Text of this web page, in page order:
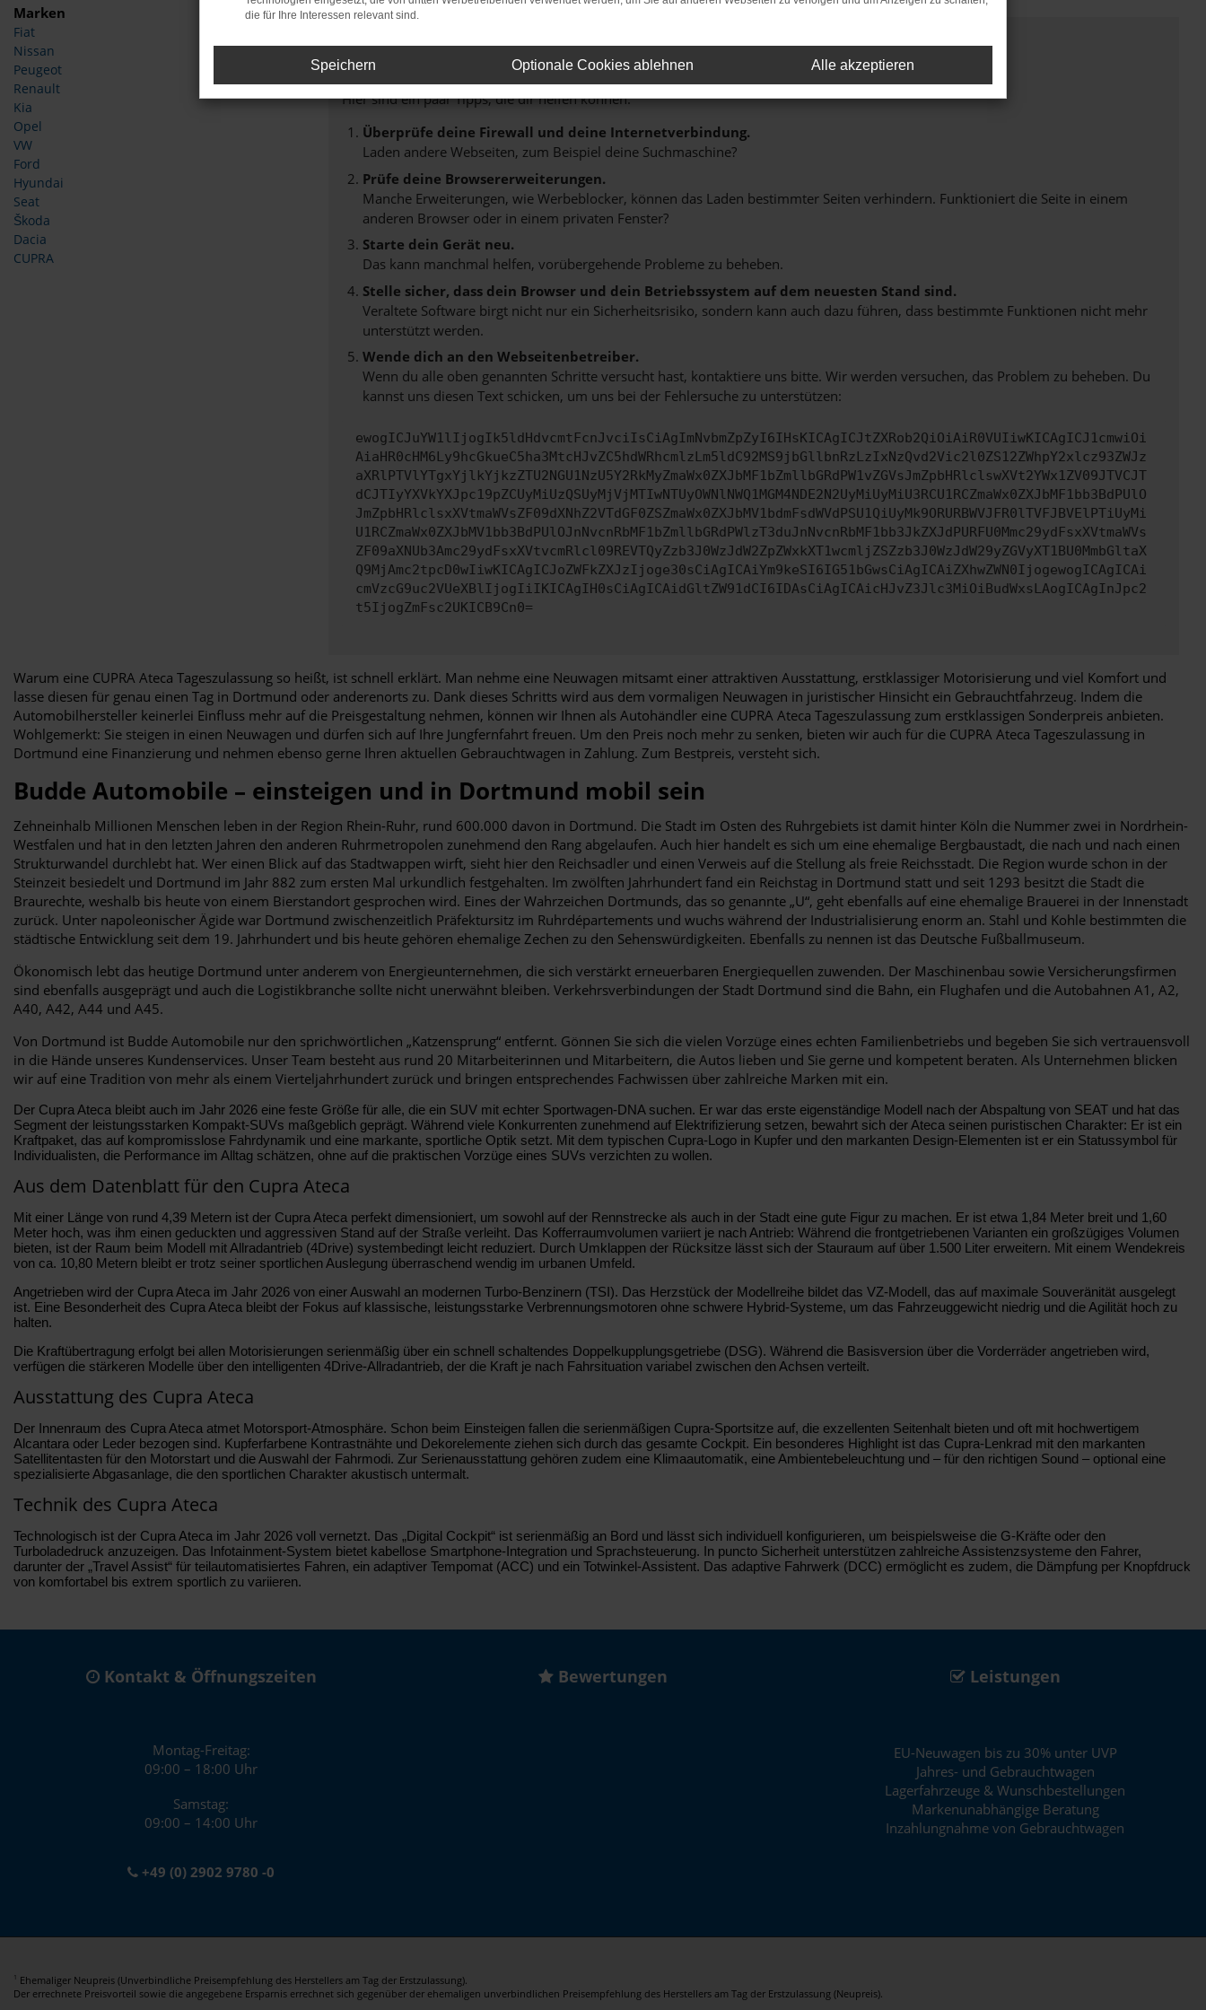
Marken
Fiat
Nissan
Peugeot
Renault
Kia
Opel
VW
Ford
Hyundai
Seat
Škoda
Dacia
CUPRA
Fehler: Network Error
Hier sind ein paar Tipps, die dir helfen können:
Überprüfe deine Firewall und deine Internetverbindung.
Laden andere Webseiten, zum Beispiel deine Suchmaschine?
Prüfe deine Browsererweiterungen.
Manche Erweiterungen, wie Werbeblocker, können das Laden bestimmter Seiten verhindern. Funktioniert die Seite in einem
anderen Browser oder in einem privaten Fenster?
Starte dein Gerät neu.
Das kann manchmal helfen, vorübergehende Probleme zu beheben.
Stelle sicher, dass dein Browser und dein Betriebssystem auf dem neuesten Stand sind.
Veraltete Software birgt nicht nur ein Sicherheitsrisiko, sondern kann auch dazu führen, dass bestimmte Funktionen nicht mehr
unterstützt werden.
Wende dich an den Webseitenbetreiber.
Wenn du alle oben genannten Schritte versucht hast, kontaktiere uns bitte. Wir werden versuchen, das Problem zu beheben. Du
kannst uns diesen Text schicken, um uns bei der Fehlersuche zu unterstützen:
ewogICJuYW1lIjogIk5ldHdvcmtFcnJvciIsCiAgImNvbmZpZyI6IHsKICAgICJtZXRob2QiOiAiR0VUIiwKICAgICJ1cmwiOi
AiaHR0cHM6Ly9hcGkueC5ha3MtcHJvZC5hdWRhcmlzLm5ldC92MS9jbGllbnRzLzIxNzQvd2Vic2l0ZS12ZWhpY2xlcz93ZWJz
aXRlPTVlYTgxYjlkYjkzZTU2NGU1NzU5Y2RkMyZmaWx0ZXJbMF1bZmllbGRdPW1vZGVsJmZpbHRlclswXVt2YWx1ZV09JTVCJT
dCJTIyYXVkYXJpc19pZCUyMiUzQSUyMjVjMTIwNTUyOWNlNWQ1MGM4NDE2N2UyMiUyMiU3RCU1RCZmaWx0ZXJbMF1bb3BdPUlO
JmZpbHRlclsxXVtmaWVsZF09dXNhZ2VTdGF0ZSZmaWx0ZXJbMV1bdmFsdWVdPSU1QiUyMk9ORURBWVJFR0lTVFJBVElPTiUyMi
U1RCZmaWx0ZXJbMV1bb3BdPUlOJnNvcnRbMF1bZmllbGRdPWlzT3duJnNvcnRbMF1bb3JkZXJdPURFU0Mmc29ydFsxXVtmaWVs
ZF09aXNUb3Amc29ydFsxXVtvcmRlcl09REVTQyZzb3J0WzJdW2ZpZWxkXT1wcmljZSZzb3J0WzJdW29yZGVyXT1BU0MmbGltaX
Q9MjAmc2tpcD0wIiwKICAgICJoZWFkZXJzIjoge30sCiAgICAiYm9keSI6IG51bGwsCiAgICAiZXhwZWN0IjogewogICAgICAi
cmVzcG9uc2VUeXBlIjogIiIKICAgIH0sCiAgICAidGltZW91dCI6IDAsCiAgICAicHJvZ3Jlc3MiOiBudWxsLAogICAgInJpc2
t5IjogZmFsc2UKICB9Cn0=
Warum eine CUPRA Ateca Tageszulassung so heißt, ist schnell erklärt. Man nehme eine Neuwagen mitsamt einer attraktiven Ausstattung, erstklassiger Motorisierung und viel Komfort und
lasse diesen für genau einen Tag in Dortmund oder anderenorts zu. Dank dieses Schritts wird aus dem vormaligen Neuwagen in juristischer Hinsicht ein Gebrauchtfahrzeug. Indem die
Automobilhersteller keinerlei Einfluss mehr auf die Preisgestaltung nehmen, können wir Ihnen als Autohändler eine CUPRA Ateca Tageszulassung zum erstklassigen Sonderpreis anbieten.
Wohlgemerkt: Sie steigen in einen Neuwagen und dürfen sich auf Ihre Jungfernfahrt freuen. Um den Preis noch mehr zu senken, bieten wir auch für die CUPRA Ateca Tageszulassung in
Dortmund eine Finanzierung und nehmen ebenso gerne Ihren aktuellen Gebrauchtwagen in Zahlung. Zum Bestpreis, versteht sich.
Budde Automobile – einsteigen und in Dortmund mobil sein
Zehneinhalb Millionen Menschen leben in der Region Rhein-Ruhr, rund 600.000 davon in Dortmund. Die Stadt im Osten des Ruhrgebiets ist damit hinter Köln die Nummer zwei in Nordrhein-
Westfalen und hat in den letzten Jahren den anderen Ruhrmetropolen zunehmend den Rang abgelaufen. Auch hier handelt es sich um eine ehemalige Bergbaustadt, die nach und nach einen
Strukturwandel durchlebt hat. Wer einen Blick auf das Stadtwappen wirft, sieht hier den Reichsadler und einen Verweis auf die Stellung als freie Reichsstadt. Die Region wurde schon in der
Steinzeit besiedelt und Dortmund im Jahr 882 zum ersten Mal urkundlich festgehalten. Im zwölften Jahrhundert fand ein Reichstag in Dortmund statt und seit 1293 besitzt die Stadt die
Braurechte, weshalb bis heute von einem Bierstandort gesprochen wird. Eines der Wahrzeichen Dortmunds, das so genannte „U“, geht ebenfalls auf eine ehemalige Brauerei in der Innenstadt
zurück. Unter napoleonischer Ägide war Dortmund zwischenzeitlich Präfektursitz im Ruhrdépartements und wuchs während der Industrialisierung enorm an. Stahl und Kohle bestimmten die
städtische Entwicklung seit dem 19. Jahrhundert und bis heute gehören ehemalige Zechen zu den Sehenswürdigkeiten. Ebenfalls zu nennen ist das Deutsche Fußballmuseum.
Ökonomisch lebt das heutige Dortmund unter anderem von Energieunternehmen, die sich verstärkt erneuerbaren Energiequellen zuwenden. Der Maschinenbau sowie Versicherungsfirmen
sind ebenfalls ausgeprägt und auch die Logistikbranche sollte nicht unerwähnt bleiben. Verkehrsverbindungen der Stadt Dortmund sind die Bahn, ein Flughafen und die Autobahnen A1, A2,
A40, A42, A44 und A45.
Von Dortmund ist Budde Automobile nur den sprichwörtlichen „Katzensprung“ entfernt. Gönnen Sie sich die vielen Vorzüge eines echten Familienbetriebs und begeben Sie sich vertrauensvoll
in die Hände unseres Kundenservices. Unser Team besteht aus rund 20 Mitarbeiterinnen und Mitarbeitern, die Autos lieben und Sie gerne und kompetent beraten. Als Unternehmen blicken
wir auf eine Tradition von mehr als einem Vierteljahrhundert zurück und bringen entsprechendes Fachwissen über zahlreiche Marken mit ein.
Der Cupra Ateca bleibt auch im Jahr 2026 eine feste Größe für alle, die ein SUV mit echter Sportwagen-DNA suchen. Er war das erste eigenständige Modell nach der Abspaltung von SEAT und hat das
Segment der leistungsstarken Kompakt-SUVs maßgeblich geprägt. Während viele Konkurrenten zunehmend auf Elektrifizierung setzen, bewahrt sich der Ateca seinen puristischen Charakter: Er ist ein
Kraftpaket, das auf kompromisslose Fahrdynamik und eine markante, sportliche Optik setzt. Mit dem typischen Cupra-Logo in Kupfer und den markanten Design-Elementen ist er ein Statussymbol für
Individualisten, die Performance im Alltag schätzen, ohne auf die praktischen Vorzüge eines SUVs verzichten zu wollen.
Aus dem Datenblatt für den Cupra Ateca
Mit einer Länge von rund 4,39 Metern ist der Cupra Ateca perfekt dimensioniert, um sowohl auf der Rennstrecke als auch in der Stadt eine gute Figur zu machen. Er ist etwa 1,84 Meter breit und 1,60
Meter hoch, was ihm einen geduckten und aggressiven Stand auf der Straße verleiht. Das Kofferraumvolumen variiert je nach Antrieb: Während die frontgetriebenen Varianten ein großzügiges Volumen
bieten, ist der Raum beim Modell mit Allradantrieb (4Drive) systembedingt leicht reduziert. Durch Umklappen der Rücksitze lässt sich der Stauraum auf über 1.500 Liter erweitern. Mit einem Wendekreis
von ca. 10,80 Metern bleibt er trotz seiner sportlichen Auslegung überraschend wendig im urbanen Umfeld.
Angetrieben wird der Cupra Ateca im Jahr 2026 von einer Auswahl an modernen Turbo-Benzinern (TSI). Das Herzstück der Modellreihe bildet das VZ-Modell, das auf maximale Souveränität ausgelegt
ist. Eine Besonderheit des Cupra Ateca bleibt der Fokus auf klassische, leistungsstarke Verbrennungsmotoren ohne schwere Hybrid-Systeme, um das Fahrzeuggewicht niedrig und die Agilität hoch zu
halten.
Die Kraftübertragung erfolgt bei allen Motorisierungen serienmäßig über ein schnell schaltendes Doppelkupplungsgetriebe (DSG). Während die Basisversion über die Vorderräder angetrieben wird,
verfügen die stärkeren Modelle über den intelligenten 4Drive-Allradantrieb, der die Kraft je nach Fahrsituation variabel zwischen den Achsen verteilt.
Ausstattung des Cupra Ateca
Der Innenraum des Cupra Ateca atmet Motorsport-Atmosphäre. Schon beim Einsteigen fallen die serienmäßigen Cupra-Sportsitze auf, die exzellenten Seitenhalt bieten und oft mit hochwertigem
Alcantara oder Leder bezogen sind. Kupferfarbene Kontrastnähte und Dekorelemente ziehen sich durch das gesamte Cockpit. Ein besonderes Highlight ist das Cupra-Lenkrad mit den markanten
Satellitentasten für den Motorstart und die Auswahl der Fahrmodi. Zur Serienausstattung gehören zudem eine Klimaautomatik, eine Ambientebeleuchtung und – für den richtigen Sound – optional eine
spezialisierte Abgasanlage, die den sportlichen Charakter akustisch untermalt.
Technik des Cupra Ateca
Technologisch ist der Cupra Ateca im Jahr 2026 voll vernetzt. Das „Digital Cockpit“ ist serienmäßig an Bord und lässt sich individuell konfigurieren, um beispielsweise die G-Kräfte oder den
Turboladedruck anzuzeigen. Das Infotainment-System bietet kabellose Smartphone-Integration und Sprachsteuerung. In puncto Sicherheit unterstützen zahlreiche Assistenzsysteme den Fahrer,
darunter der „Travel Assist“ für teilautomatisiertes Fahren, ein adaptiver Tempomat (ACC) und ein Totwinkel-Assistent. Das adaptive Fahrwerk (DCC) ermöglicht es zudem, die Dämpfung per Knopfdruck
von komfortabel bis extrem sportlich zu variieren.
Kontakt & Öffnungszeiten
Montag-Freitag:
09:00 – 18:00 Uhr
Samstag:
09:00 – 14:00 Uhr
+49 (0) 2902 9780 -0
Bewertungen Leistungen
EU-Neuwagen bis zu 30% unter UVP
Jahres- und Gebrauchtwagen
Lagerfahrzeuge & Wunschbestellungen
Markenunabhängige Beratung
Inzahlungnahme von Gebrauchtwagen
1
Ehemaliger Neupreis (Unverbindliche Preisempfehlung des Herstellers am Tag der Erstzulassung).
Der errechnete Preisvorteil sowie die angegebene Ersparnis errechnet sich gegenüber der ehemaligen unverbindlichen Preisempfehlung des Herstellers am Tag der Erstzulassung (Neupreis).
die für Ihre Interessen relevant sind.
Speichern Optionale Cookies ablehnen Alle akzeptieren